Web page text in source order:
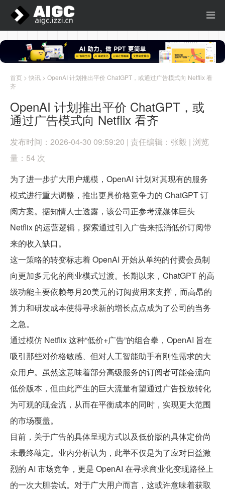
首页 > 快讯 > OpenAI 计划推出平价 ChatGPT，或通过广告模式向 Netflix 看
齐
OpenAI 计划推出平价 ChatGPT，或
通过广告模式向 Netflix 看齐
发布时间：2026-04-30 09:59:20 | 责任编辑：张毅 | 浏览
量：54 次
为了进一步扩大用户规模，OpenAI 计划对其现有的服务
模式进行重大调整，推出更具价格竞争力的 ChatGPT 订
阅方案。据知情人士透露，该公司正参考流媒体巨头
Netflix 的运营逻辑，探索通过引入广告来抵消低价订阅带
来的收入缺口。
这一策略的转变标志着 OpenAI 开始从单纯的付费会员制
向更加多元化的商业模式过渡。长期以来，ChatGPT 的高
级功能主要依赖每月20美元的订阅费用来支撑，而高昂的
算力和研发成本使得寻求新的增长点点成为了公司的当务
之急。
通过模仿 Netflix 这种“低价+广告”的组合拳，OpenAI 旨在
吸引那些对价格敏感、但对人工智能助手有刚性需求的大
众用户。虽然这意味着部分高级服务的订阅者可能会流向
低价版本，但由此产生的巨大流量有望通过广告投放转化
为可观的现金流，从而在平衡成本的同时，实现更大范围
的市场覆盖。
目前，关于广告的具体呈现方式以及低价版的具体定价尚
未最终敲定。业内分析认为，此举不仅是为了应对日益激
烈的 AI 市场竞争，更是 OpenAI 在寻求商业化变现路径上
的一次大胆尝试。对于广大用户而言，这或许意味着获取